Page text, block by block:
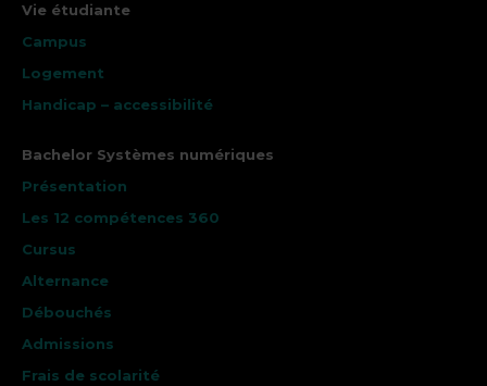
Vie étudiante
Campus
Logement
Handicap – accessibilité
Bachelor Systèmes numériques
Présentation
Les 12 compétences 360
Cursus
Alternance
Débouchés
Admissions
Frais de scolarité